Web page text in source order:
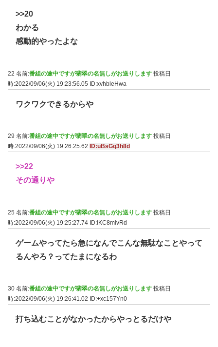
>>20
わかる
感動的やったよな
22 名前:番組の途中ですが翡翠の名無しがお送りします 投稿日
時:2022/09/06(火) 19:23:56.05 ID:xvhbleHwa
ワクワクできるからや
29 名前:番組の途中ですが翡翠の名無しがお送りします 投稿日
時:2022/09/06(火) 19:26:25.62
ID:uBsGq3h8d
>>22
その通りや
25 名前:番組の途中ですが翡翠の名無しがお送りします 投稿日
時:2022/09/06(火) 19:25:27.74 ID:lKC8mlvRd
ゲームやってたら急になんでこんな無駄なことやって
るんやろ？ってたまになるわ
30 名前:番組の途中ですが翡翠の名無しがお送りします 投稿日
時:2022/09/06(火) 19:26:41.02
ID:+xc157Yn0
打ち込むことがなかったからやっとるだけや